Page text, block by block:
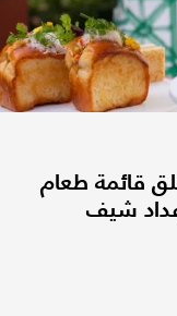
قائمة طعام
شيف